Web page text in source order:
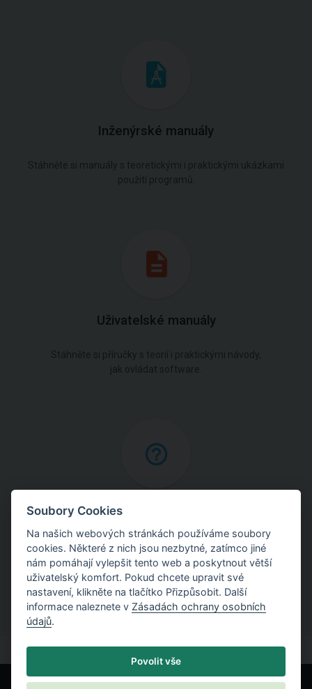
Inženýrské manuály
Stáhněte si manuály s teoretickými i praktickými ukázkami
použití programů.
Uživatelské manuály
Stáhněte si příručky s teorií i praktickými návody,
jak ovládat software.
Online nápověda
Najděte podrobné vysvětlení postupů použitých
v programech.
Soubory Cookies
Na našich webových stránkách používáme soubory
cookies. Některé z nich jsou nezbytné, zatímco jiné
nám pomáhají vylepšit tento web a poskytnout větší
uživatelský komfort. Pokud chcete upravit své
nastavení, klikněte na tlačítko Přizpůsobit. Další
informace naleznete v Zásadách ochrany osobních
údajů.
Povolit vše